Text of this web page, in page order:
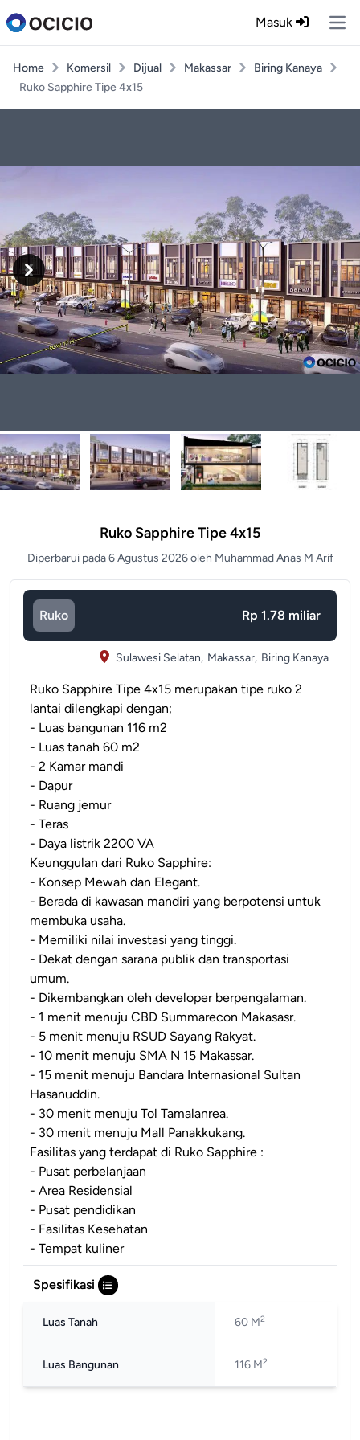
Masuk
Home Komersil Dijual Makassar
Biring Kanaya
Ruko Sapphire Tipe 4x15
Previous
Next
Ruko Sapphire Tipe 4x15
Diperbarui pada 6 Agustus 2026 oleh Muhammad Anas M Arif
Ruko Rp 1.78 miliar
Sulawesi Selatan, Makassar, Biring Kanaya
Ruko Sapphire Tipe 4x15 merupakan tipe ruko 2
lantai dilengkapi dengan;
- Luas bangunan 116 m2
- Luas tanah 60 m2
- 2 Kamar mandi
- Dapur
- Ruang jemur
- Teras
- Daya listrik 2200 VA
Keunggulan dari Ruko Sapphire:
- Konsep Mewah dan Elegant.
- Berada di kawasan mandiri yang berpotensi untuk
membuka usaha.
- Memiliki nilai investasi yang tinggi.
- Dekat dengan sarana publik dan transportasi
umum.
- Dikembangkan oleh developer berpengalaman.
- 1 menit menuju CBD Summarecon Makasasr.
- 5 menit menuju RSUD Sayang Rakyat.
- 10 menit menuju SMA N 15 Makassar.
- 15 menit menuju Bandara Internasional Sultan
Hasanuddin.
- 30 menit menuju Tol Tamalanrea.
- 30 menit menuju Mall Panakkukang.
Fasilitas yang terdapat di Ruko Sapphire :
- Pusat perbelanjaan
- Area Residensial
- Pusat pendidikan
- Fasilitas Kesehatan
- Tempat kuliner
Spesifikasi
Luas Tanah 60 M2
Luas Bangunan 116 M2